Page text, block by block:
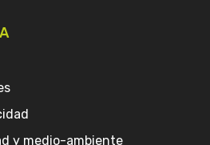
y medio-ambiente